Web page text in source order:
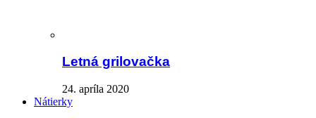
Letná grilovačka
24. apríla 2020
Nátierky